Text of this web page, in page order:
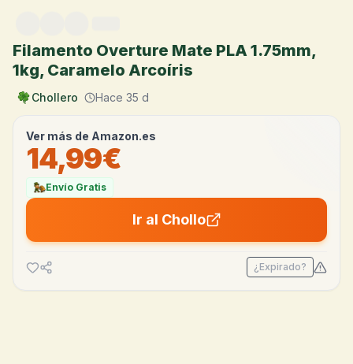
Filamento Overture Mate PLA 1.75mm,
1kg, Caramelo Arcoíris
Chollero Hace 35 d
Ver más de Amazon.es
14,99€
Envío Gratis
Ir al Chollo
¿Expirado?